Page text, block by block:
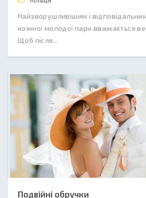
Найзворушливішим і
кожної молодої пари вважається
Щоб після...
Подвійні обручки